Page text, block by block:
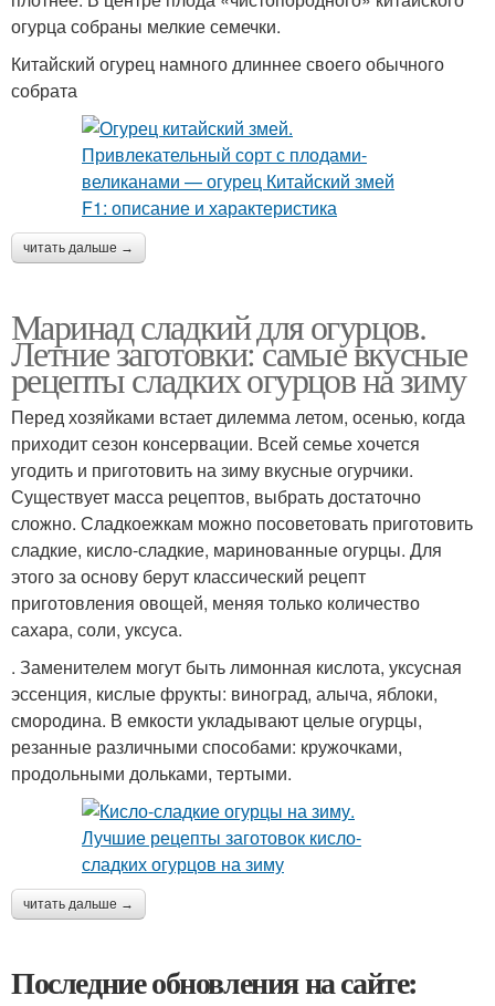
огурца собраны мелкие семечки.
Китайский огурец намного длиннее своего обычного
собрата
читать дальше →
Маринад сладкий для огурцов.
Летние заготовки: самые вкусные
рецепты сладких огурцов на зиму
Перед хозяйками встает дилемма летом, осенью, когда
приходит сезон консервации. Всей семье хочется
угодить и приготовить на зиму вкусные огурчики.
Существует масса рецептов, выбрать достаточно
сложно. Сладкоежкам можно посоветовать приготовить
сладкие, кисло-сладкие, маринованные огурцы. Для
этого за основу берут классический рецепт
приготовления овощей, меняя только количество
сахара, соли, уксуса.
. Заменителем могут быть лимонная кислота, уксусная
эссенция, кислые фрукты: виноград, алыча, яблоки,
смородина. В емкости укладывают целые огурцы,
резанные различными способами: кружочками,
продольными дольками, тертыми.
читать дальше →
Последние обновления на сайте: